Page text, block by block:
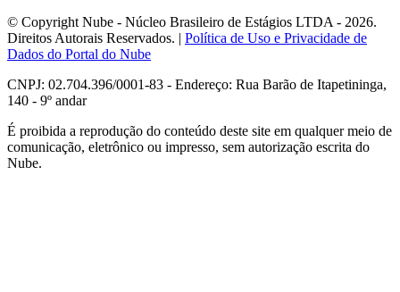
© Copyright Nube - Núcleo Brasileiro de Estágios LTDA - 2026.
Direitos Autorais Reservados. | Política de Uso e Privacidade de
Dados do Portal do Nube
CNPJ: 02.704.396/0001-83 - Endereço: Rua Barão de Itapetininga,
140 - 9º andar
É proibida a reprodução do conteúdo deste site em qualquer meio de
comunicação, eletrônico ou impresso, sem autorização escrita do
Nube.